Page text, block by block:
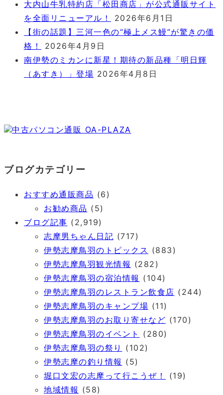
大内山牛乳特約店「松田商店」が公式通販サイト
を全面リニューアル！
2026年6月1日
【街の話題】三河一色の“極上メス鰻”が驚きの価
格！
2026年4月9日
南伊勢のミカンに新星！期待の新品種「明日輝
（あすき）」登場 2026年4月8日
中古パソコン通販 OA-PLAZA
ブログカテゴリー
おすすめ通販商品 (6)
お勧め商品 (5)
ブログ記事 (2,919)
志摩男ちゃん日記 (717)
伊勢志摩鳥羽のトピックス (883)
伊勢志摩鳥羽観光情報 (282)
伊勢志摩鳥羽の宿泊情報 (104)
伊勢志摩鳥羽のレストラン飲食店 (244)
伊勢志摩鳥羽のキャンプ場 (11)
伊勢志摩鳥羽のお取り寄せなど (170)
伊勢志摩鳥羽のイベント
(280)
伊勢志摩鳥羽の祭り
(102)
伊勢志摩の釣り情報 (5)
堀口文宏の志摩って行こうぜ！
(19)
地域情報 (58)